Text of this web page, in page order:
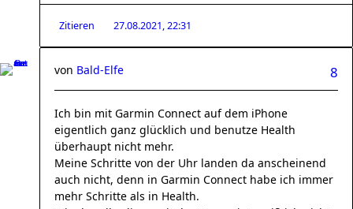
Zitieren 27.08.2021, 22:31
8
von Bald-Elfe
Ich bin mit Garmin Connect auf dem iPhone
eigentlich ganz glücklich und benutze Health
überhaupt nicht mehr.
Meine Schritte von der Uhr landen da anscheinend
auch nicht, denn in Garmin Connect habe ich immer
mehr Schritte als in Health.